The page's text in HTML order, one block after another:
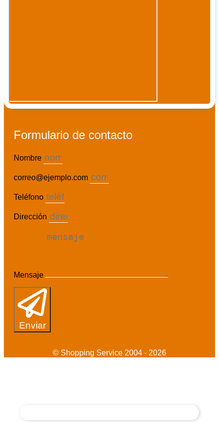
Formulario de contacto
Nombre
correo@ejemplo.com
Teléfono
Dirección
Mensaje
Enviar
© Shopping Service 2004 - 2026